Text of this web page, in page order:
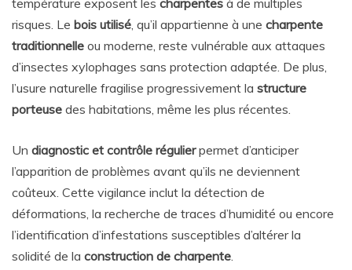
température exposent les charpentes à de multiples
risques. Le bois utilisé, qu’il appartienne à une charpente
traditionnelle ou moderne, reste vulnérable aux attaques
d’insectes xylophages sans protection adaptée. De plus,
l’usure naturelle fragilise progressivement la structure
porteuse des habitations, même les plus récentes.
Un diagnostic et contrôle régulierpermet d’anticiper
l’apparition de problèmes avant qu’ils ne deviennent
coûteux. Cette vigilance inclut la détection de
déformations, la recherche de traces d’humidité ou encore
l’identification d’infestations susceptibles d’altérer la
solidité de la construction de charpente.